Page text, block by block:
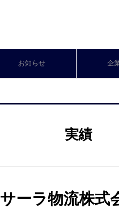
お知らせ 企
実績
サーラ物流株式